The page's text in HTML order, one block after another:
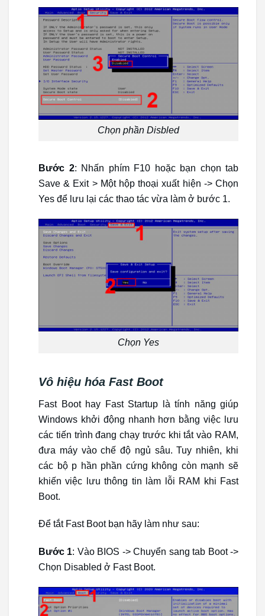
Chọn phần Disbled
Bước 2: Nhấn phím F10 hoặc bạn chọn tab
Save & Exit > Một hộp thoại xuất hiện -> Chọn
Yes để lưu lại các thao tác vừa làm ở bước 1.
Chọn Yes
Vô hiệu hóa Fast Boot
Fast Boot hay Fast Startup là tính năng giúp
Windows khởi động nhanh hơn bằng việc lưu
các tiến trình đang chạy trước khi tắt vào RAM,
đưa máy vào chế độ ngủ sâu. Tuy nhiên, khi
các bộ p hần phần cứng không còn mạnh sẽ
khiến việc lưu thông tin làm lỗi RAM khi Fast
Boot.
Để tắt Fast Boot bạn hãy làm như sau:
Bước 1: Vào BIOS -> Chuyển sang tab Boot ->
Chọn Disabled ở Fast Boot.